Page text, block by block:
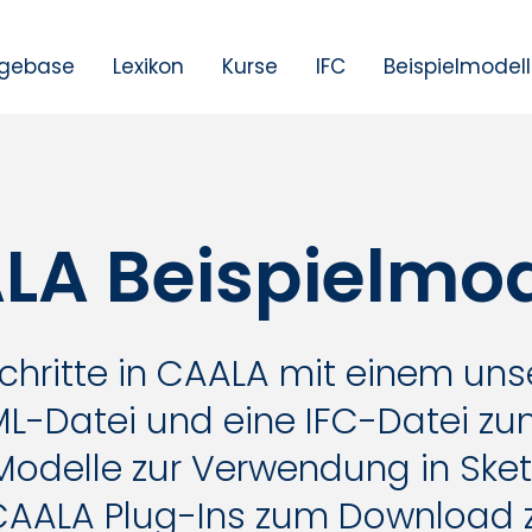
Lexikon Kurse IFC
in CAALA mit einem
Datei und eine IFC-Datei
zur Verwendung in
Plug-Ins zum Download